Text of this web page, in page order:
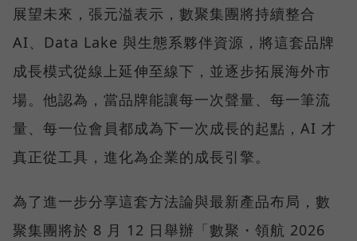
展望未來，張元溢表示，數聚集團將持續整合
AI、Data Lake 與生態系夥伴資源，將這套品牌
成長模式從線上延伸至線下，並逐步拓展海外市
場。他認為，當品牌能讓每一次聲量、每一筆流
量、每一位會員都成為下一次成長的起點，AI 才
真正從工具，進化為企業的成長引擎。
為了進一步分享這套方法論與最新產品布局，數
聚集團將於 8 月 12 日舉辦「數聚・領航 2026